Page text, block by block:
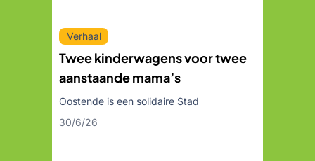
Verhaal
Twee kinderwagens voor twee
aanstaande mama’s
Oostende is een solidaire Stad
30/6/26